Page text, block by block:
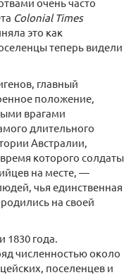
Colonial Times
это как
теперь видели
главный
положение,
врагами
длительного
Австралии,
которого солдаты
на месте, —
чья единственная
на своей
1830 года.
численностью около
поселенцев и